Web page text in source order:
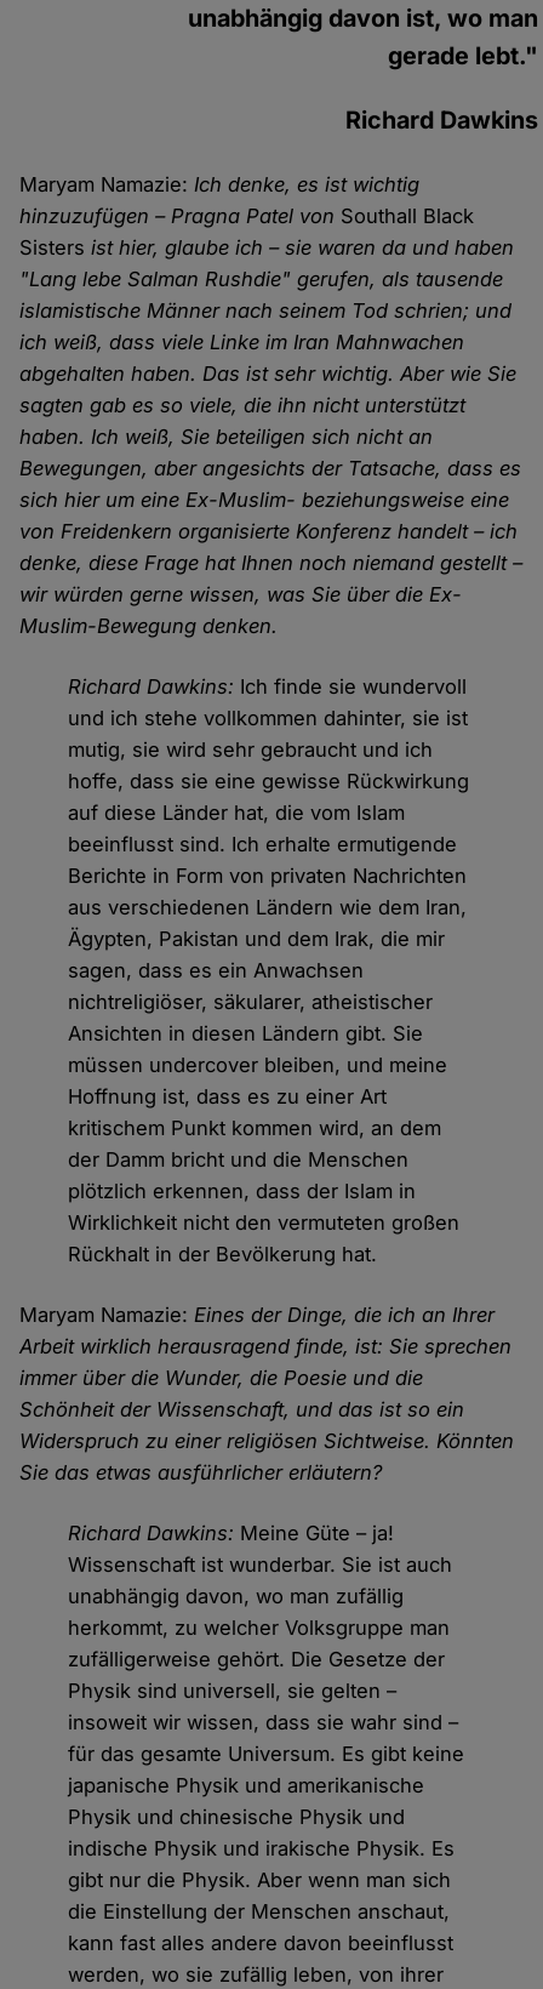
unabhängig davon ist, wo man
gerade lebt."
Richard Dawkins
Maryam Namazie:Ich denke, es ist wichtig
hinzuzufügen – Pragna Patel von Southall Black
Sisters ist hier, glaube ich – sie waren da und haben
"Lang lebe Salman Rushdie" gerufen, als tausende
islamistische Männer nach seinem Tod schrien; und
ich weiß, dass viele Linke im Iran Mahnwachen
abgehalten haben. Das ist sehr wichtig. Aber wie Sie
sagten gab es so viele, die ihn nicht unterstützt
haben. Ich weiß, Sie beteiligen sich nicht an
Bewegungen, aber angesichts der Tatsache, dass es
sich hier um eine Ex-Muslim- beziehungsweise eine
von Freidenkern organisierte Konferenz handelt – ich
denke, diese Frage hat Ihnen noch niemand gestellt –
wir würden gerne wissen, was Sie über die Ex-
Muslim-Bewegung denken.
Richard Dawkins: Ich finde sie wundervoll
und ich stehe vollkommen dahinter, sie ist
mutig, sie wird sehr gebraucht und ich
hoffe, dass sie eine gewisse Rückwirkung
auf diese Länder hat, die vom Islam
beeinflusst sind. Ich erhalte ermutigende
Berichte in Form von privaten Nachrichten
aus verschiedenen Ländern wie dem Iran,
Ägypten, Pakistan und dem Irak, die mir
sagen, dass es ein Anwachsen
nichtreligiöser, säkularer, atheistischer
Ansichten in diesen Ländern gibt. Sie
müssen undercover bleiben, und meine
Hoffnung ist, dass es zu einer Art
kritischem Punkt kommen wird, an dem
der Damm bricht und die Menschen
plötzlich erkennen, dass der Islam in
Wirklichkeit nicht den vermuteten großen
Rückhalt in der Bevölkerung hat.
Maryam Namazie:Eines der Dinge, die ich an Ihrer
Arbeit wirklich herausragend finde, ist: Sie sprechen
immer über die Wunder, die Poesie und die
Schönheit der Wissenschaft, und das ist so ein
Widerspruch zu einer religiösen Sichtweise. Könnten
Sie das etwas ausführlicher erläutern?
Richard Dawkins: Meine Güte – ja!
Wissenschaft ist wunderbar. Sie ist auch
unabhängig davon, wo man zufällig
herkommt, zu welcher Volksgruppe man
zufälligerweise gehört. Die Gesetze der
Physik sind universell, sie gelten –
insoweit wir wissen, dass sie wahr sind –
für das gesamte Universum. Es gibt keine
japanische Physik und amerikanische
Physik und chinesische Physik und
indische Physik und irakische Physik. Es
gibt nur die Physik. Aber wenn man sich
die Einstellung der Menschen anschaut,
kann fast alles andere davon beeinflusst
werden, wo sie zufällig leben, von ihrer